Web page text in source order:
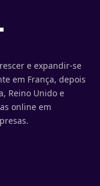
e expandir-se
em França, depois
Reino Unido e
online em